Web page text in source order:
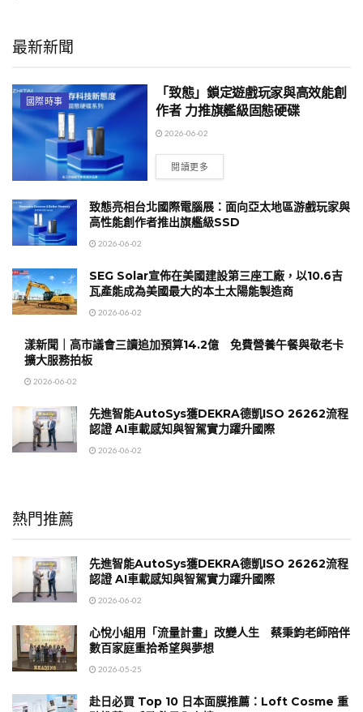
最新新聞
國際時事
「致態」鎖定遊戲玩家與高效能創
作者 力推旗艦級固態硬碟
2026-06-02
閱讀更多
致態亮相台北國際電腦展：面向亞太地區游戲玩家與
高性能創作者推出旗艦級SSD
2026-06-02
SEG Solar宣佈在美國建設第三座工廠，以10.6吉
瓦產能成為美國最大的本土太陽能製造商
2026-06-02
漾新聞｜高市議會三讀追加預算14.2億 免費營養午餐與敬老卡
擴大服務拍板
2026-06-02
先進智能AutoSys獲DEKRA德凱ISO 26262流程
認證 AI車載感知與智駕實力躍升國際
2026-06-02
熱門推薦
先進智能AutoSys獲DEKRA德凱ISO 26262流程
認證 AI車載感知與智駕實力躍升國際
2026-06-02
心悅小組用「流量計畫」改變人生 蔡秉鈞老師陪伴
數百家庭重拾希望與夢想
2026-05-25
赴日必買 Top 10 日本面膜推薦：Loft Cosme 重